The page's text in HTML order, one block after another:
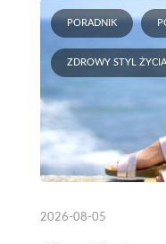
PORADNIK
ZDROWY STYL ŻYCIA
2026-08-05